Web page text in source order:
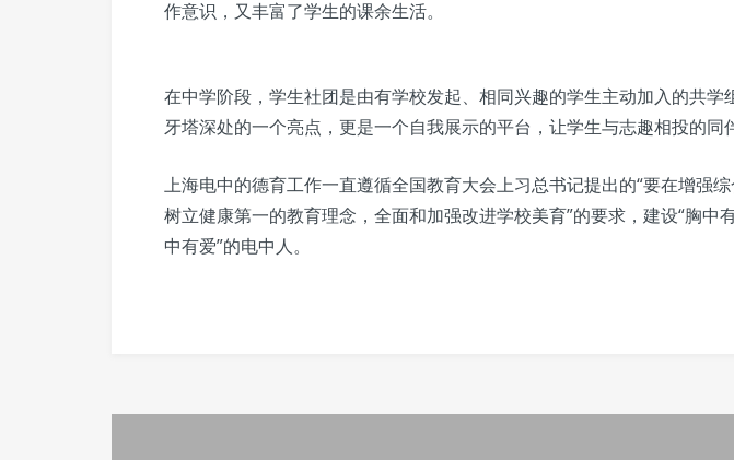
作意识，又丰富了学生的课余生活。
在中学阶段，学生社团是由有学校发起、相同兴趣的学生主动加入的共学
牙塔深处的一个亮点，更是一个自我展示的平台，让学生与志趣相投的同
上海电中的德育工作一直遵循全国教育大会上习总书记提出的“要在增强综
树立健康第一的教育理念，全面和加强改进学校美育”的要求，建设“胸中
中有爱”的电中人。